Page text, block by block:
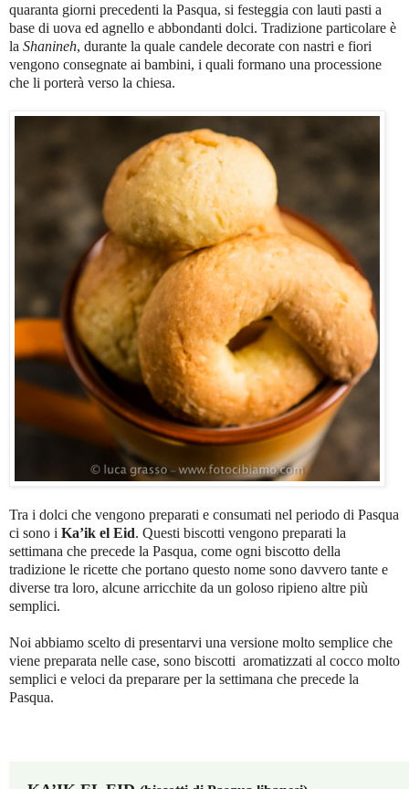
quaranta giorni precedenti la Pasqua, si festeggia con lauti pasti a
base di uova ed agnello e abbondanti dolci. Tradizione particolare è
la Shanineh, durante la quale candele decorate con nastri e fiori
vengono consegnate ai bambini, i quali formano una processione
che li porterà verso la chiesa.
Tra i dolci che vengono preparati e consumati nel periodo di Pasqua
ci sono i Ka’ik el Eid. Questi biscotti vengono preparati la
settimana che precede la Pasqua, come ogni biscotto della
tradizione le ricette che portano questo nome sono davvero tante e
diverse tra loro, alcune arricchite da un goloso ripieno altre più
semplici.
Noi abbiamo scelto di presentarvi una versione molto semplice che
viene preparata nelle case, sono biscotti aromatizzati al cocco molto
semplici e veloci da preparare per la settimana che precede la
Pasqua.